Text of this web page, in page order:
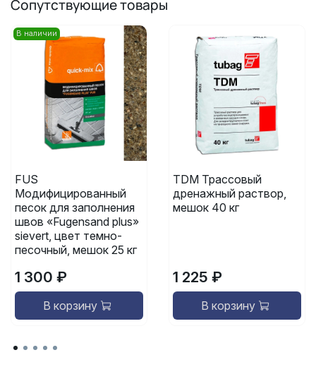
Сопутствующие товары
В наличии
FUS
Модифицированный
песок для заполнения
швов «Fugensand plus»
sievert, цвет темно-
песочный, мешок 25 кг
1 300 ₽
В корзину
TDM Трассовый
дренажный раствор,
мешок 40 кг
1 225 ₽
В корзину